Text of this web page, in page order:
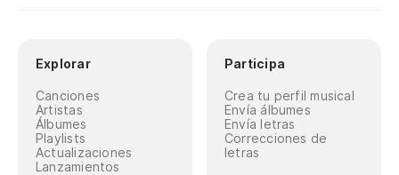
Explorar
Canciones
Artistas
Álbumes
Playlists
Actualizaciones
Lanzamientos
Participa
Crea tu perfil musical
Envía álbumes
Envía letras
Correcciones de
letras